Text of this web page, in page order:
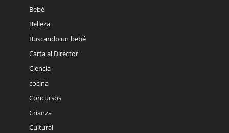
Bebé
Belleza
Buscando un bebé
Carta al Director
Ciencia
cocina
Concursos
Crianza
Cultural